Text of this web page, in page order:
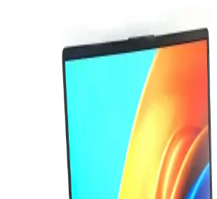
Ugreen CAT6 Yassı Ethernet
ve Dayanıklılık Sunan Pratik
Ugreen CAT6 yassı Ethernet kablosu, yüksek
pratik kullanım özellikleriyle dar alanlarda
ömürlü ve estetik tasarımıyla güvenilir bağlantı
Bilgisayar Bileşenleri ve
Temel Unsurlar Hakkında
Bilgisayarın temel bileşenleri, performansı
anakart ve depolama gibi parçaların uyumu,
sistemler oluşturmanın anahtarıdır.